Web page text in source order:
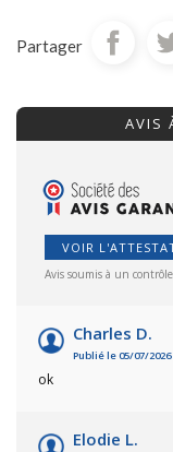
Partager
AVIS
VOIR
Avis soumis à un contrôle
Charles D.
Publié le 05/07/2026
ok
Elodie L.